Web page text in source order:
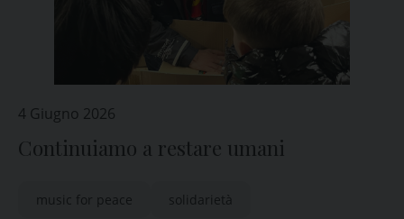
4 Giugno 2026
Continuiamo a restare umani
music for peace solidarietà